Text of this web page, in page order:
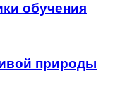
обучения
природы